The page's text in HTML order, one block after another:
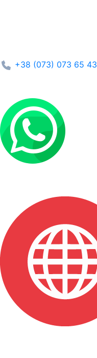
+38 (073) 073 65 43